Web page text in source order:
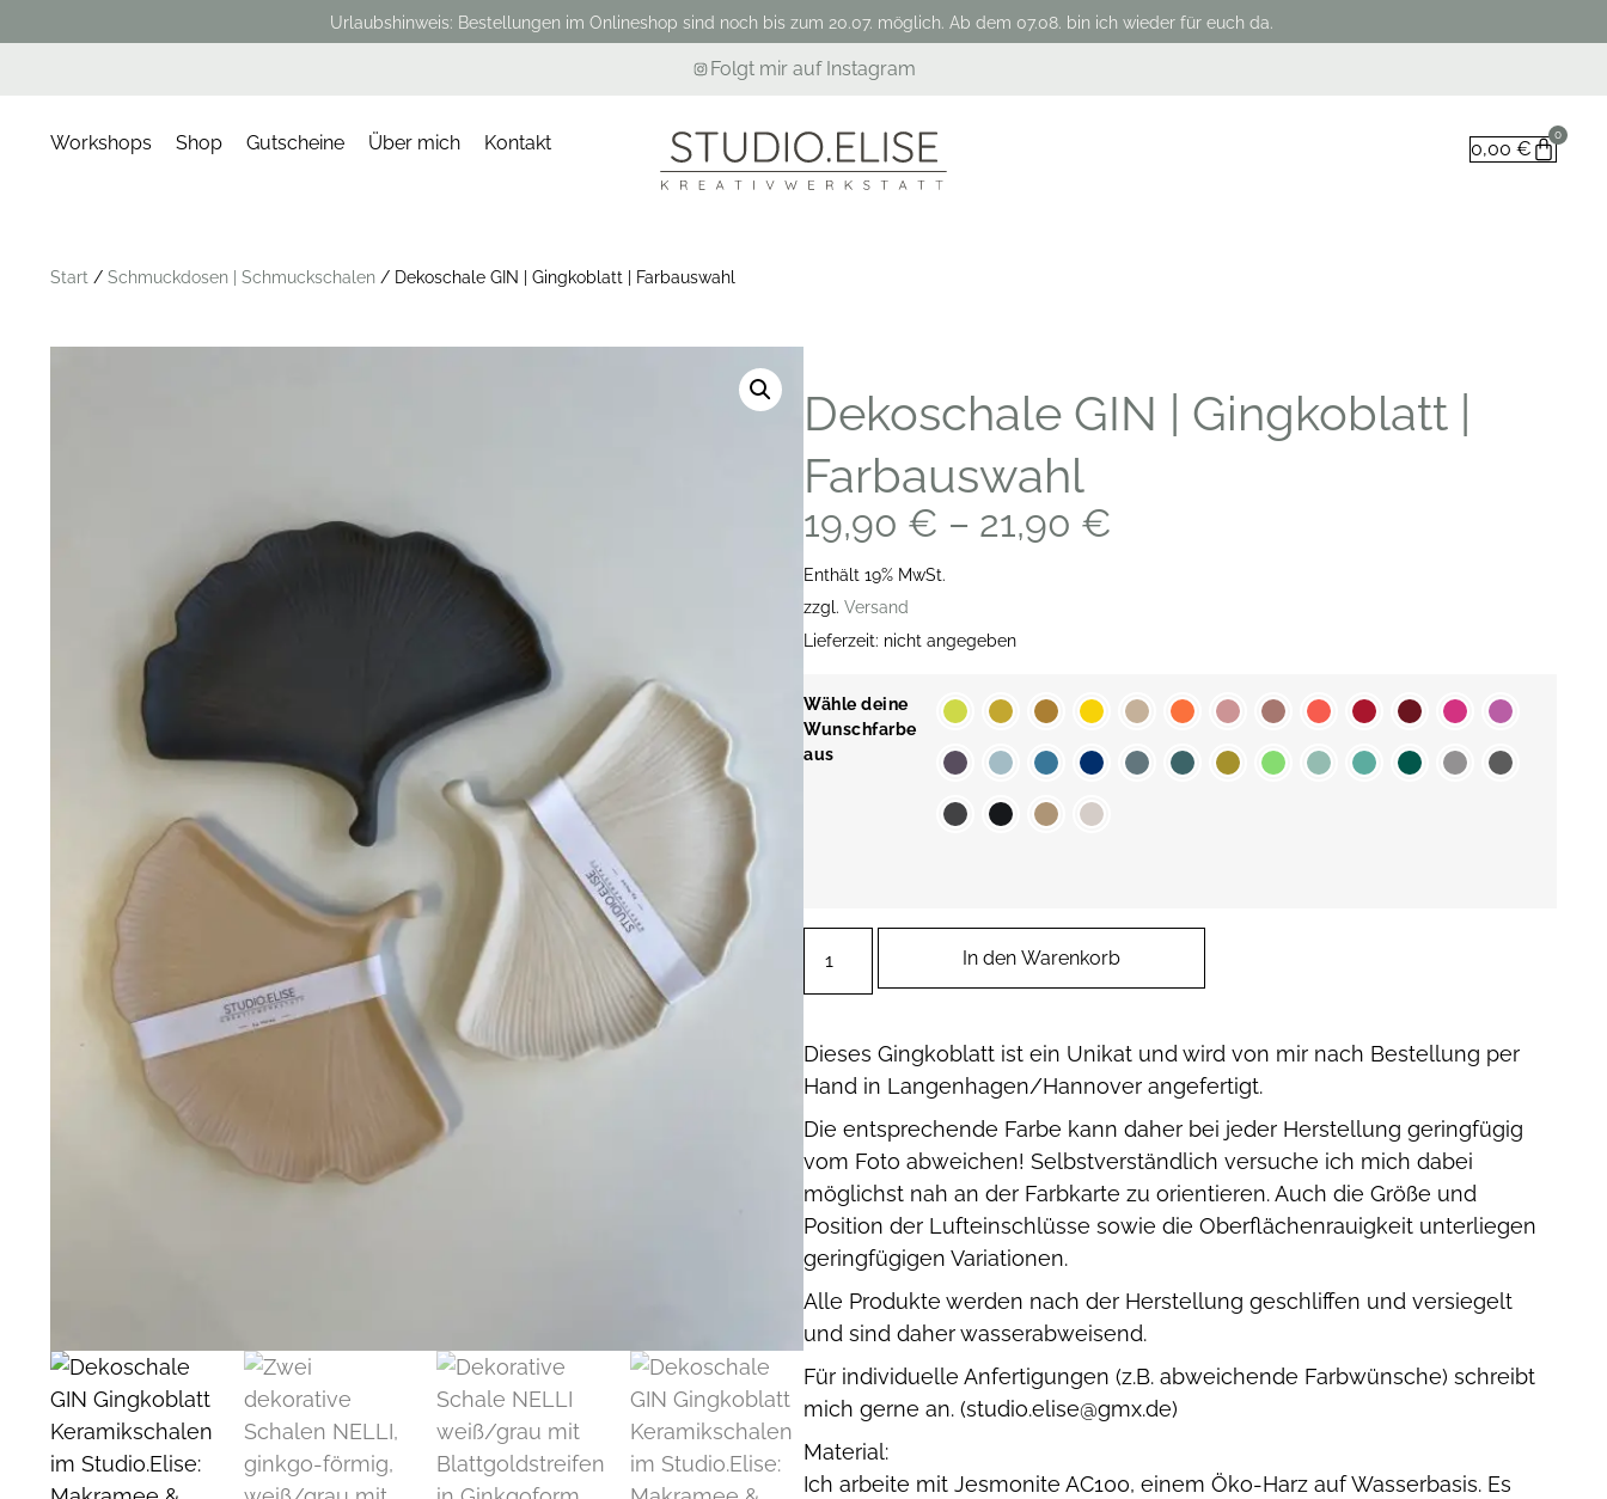
Urlaubshinweis: Bestellungen im Onlineshop sind noch bis zum 20.07. möglich. Ab dem 07.08. bin ich wieder für euch da.
Folgt mir auf Instagram
Workshops Shop Gutscheine Über mich Kontakt 0,00 €
0
Start / Schmuckdosen | Schmuckschalen / Dekoschale GIN | Gingkoblatt | Farbauswahl
Dekoschale GIN | Gingkoblatt |
Farbauswahl
19,90 € – 21,90 €
Enthält 19% MwSt.
zzgl. Versand
Lieferzeit: nicht angegeben
Wähle deine
Wunschfarbe
aus
In den Warenkorb
Dieses Gingkoblatt ist ein Unikat und wird von mir nach Bestellung per
Hand in Langenhagen/Hannover angefertigt.
Die entsprechende Farbe kann daher bei jeder Herstellung geringfügig
vom Foto abweichen! Selbstverständlich versuche ich mich dabei
möglichst nah an der Farbkarte zu orientieren. Auch die Größe und
Position der Lufteinschlüsse sowie die Oberflächenrauigkeit unterliegen
geringfügigen Variationen.
Alle Produkte werden nach der Herstellung geschliffen und versiegelt
und sind daher wasserabweisend.
Für individuelle Anfertigungen (z.B. abweichende Farbwünsche) schreibt
mich gerne an. (studio.elise@gmx.de)
Material:
Ich arbeite mit Jesmonite AC100, einem Öko-Harz auf Wasserbasis. Es